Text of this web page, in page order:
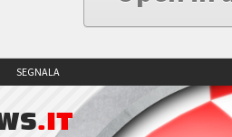
SEGNALA
.IT